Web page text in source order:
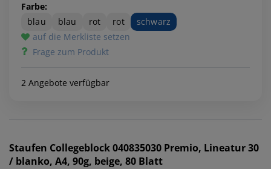
Farbe:
blau
blau rot rot
schwarz
auf die Merkliste setzen
Frage zum Produkt
2 Angebote verfügbar
Staufen Collegeblock 040835030 Premio, Lineatur 30
/ blanko, A4, 90g, beige, 80 Blatt